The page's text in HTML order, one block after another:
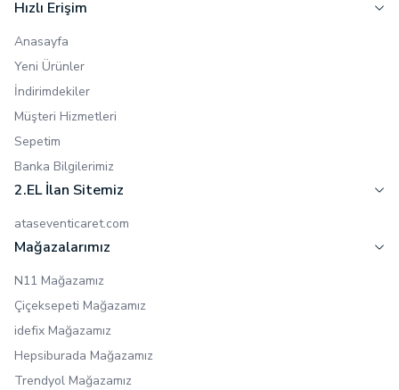
Hızlı Erişim
Anasayfa
Yeni Ürünler
İndirimdekiler
Müşteri Hizmetleri
Sepetim
Banka Bilgilerimiz
2.EL İlan Sitemiz
ataseventicaret.com
Mağazalarımız
N11 Mağazamız
Çiçeksepeti Mağazamız
idefix Mağazamız
Hepsiburada Mağazamız
Trendyol Mağazamız